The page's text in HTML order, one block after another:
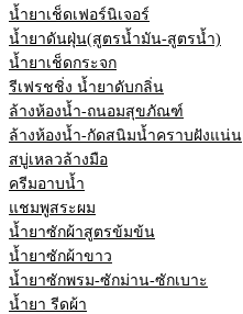
น้ำยาเช็ดเฟอร์นิเจอร์
น้ำยาดันฝุ่น(สูตรน้ำมัน-สูตรน้ำ)
น้ำยาเช็ดกระจก
รีเฟรชชิ่ง น้ำยาดับกลิ่น
ล้างห้องน้ำ-ถนอมสุขภัณฑ์
ล้างห้องน้ำ-กัดสนิมน้ำคราบฝังแน่น
สบู่เหลวล้างมือ
ครีมอาบน้ำ
แชมพูสระผม
น้ำยาซักผ้าสูตรข้มข้น
น้ำยาซักผ้าขาว
น้ำยาซักพรม-ซักม่าน-ซักเบาะ
น้ำยา รีดผ้า